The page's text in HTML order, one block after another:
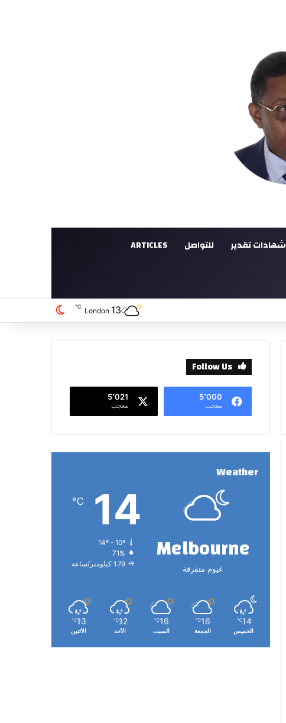
شهادات تقدير للتواصل ARTICLES
London 13
℃
Follow Us
5٬000
معجب
5٬021
معجب
Weather
Melbourne
غيوم متفرقة
14
℃
14º - 10º
71%
1.79 كيلومتر/ساعة
14
℃
الخميس
16
℃
الجمعة
16
℃
السبت
12
℃
الأحد
13
℃
الأثنين